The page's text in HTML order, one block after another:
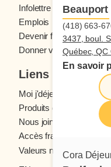
Beauport
(418) 663-
3437, boul.
Québec, QC
En savoir
Cora
Infolettre Cora
Emplois
Devenir franchisé
Donner votre avis
Liens utiles
Moi j'déjeune (Blogue)
Produits d'épicerie
Nous joindre
Accès franchisés
Valeurs nutritives